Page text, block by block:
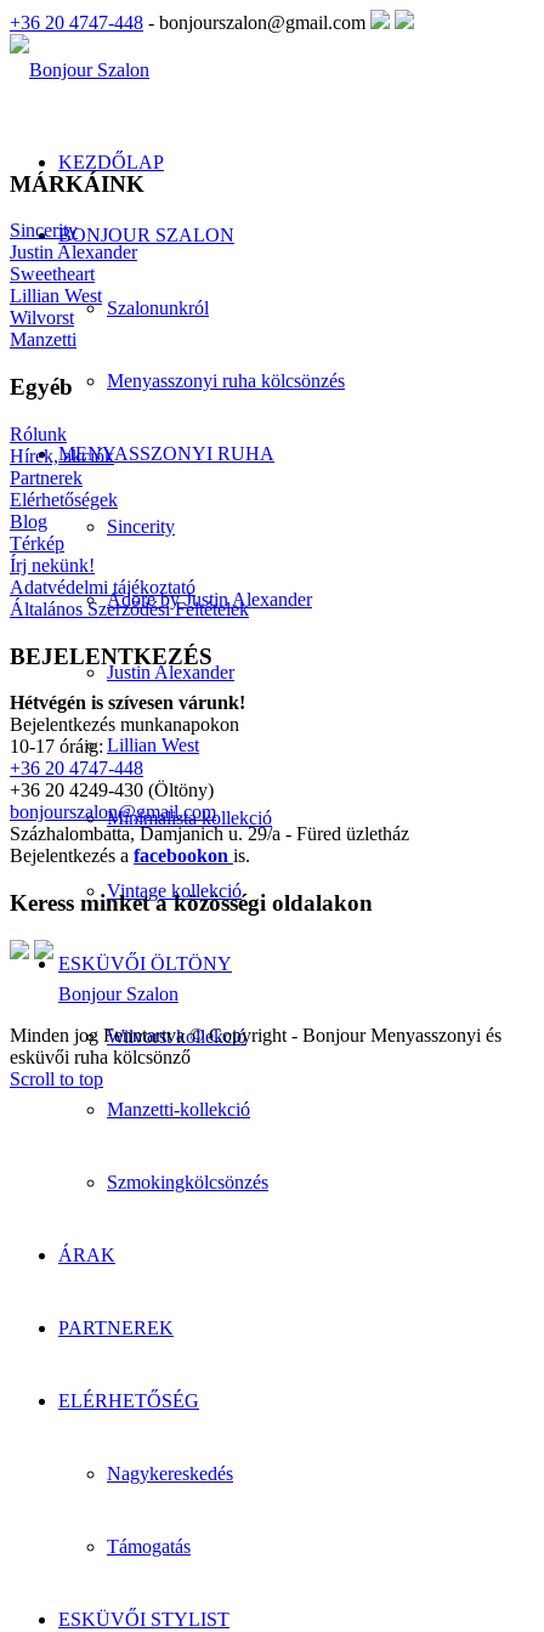
+36 20 4747-448 - bonjourszalon@gmail.com
KEZDŐLAP
BONJOUR SZALON
Szalonunkról
Menyasszonyi ruha kölcsönzés
MENYASSZONYI RUHA
Sincerity
Adore by Justin Alexander
Justin Alexander
Lillian West
Minimalista kollekció
Vintage kollekció
ESKÜVŐI ÖLTÖNY
Wilvorst kollekció
Manzetti-kollekció
Szmokingkölcsönzés
ÁRAK
PARTNEREK
ELÉRHETŐSÉG
Nagykereskedés
Támogatás
ESKÜVŐI STYLIST
MÁRKÁINK
Sincerity
Justin Alexander
Sweetheart
Lillian West
Wilvorst
Manzetti
Egyéb
Rólunk
Hírek, akciók
Partnerek
Elérhetőségek
Blog
Térkép
Írj nekünk!
Adatvédelmi tájékoztató
Általános Szerződési Feltételek
BEJELENTKEZÉS
Hétvégén is szívesen várunk!
Bejelentkezés munkanapokon
10-17 óráig:
+36 20 4747-448
+36 20 4249-430 (Öltöny)
bonjourszalon@gmail.com
Százhalombatta, Damjanich u. 29/a - Füred üzletház
Bejelentkezés a facebookon is.
Keress minket a közösségi oldalakon
Bonjour Szalon
Minden jog Fenntartva © Copyright - Bonjour Menyasszonyi és
esküvői ruha kölcsönző
Scroll to top